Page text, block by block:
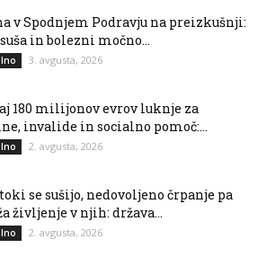
v Spodnjem Podravju na preizkušnji:
in bolezni močno...
3. avgusta, 2026
180 milijonov evrov luknje za
invalide in socialno pomoč:...
2. avgusta, 2026
se sušijo, nedovoljeno črpanje pa
življenje v njih: država...
2. avgusta, 2026